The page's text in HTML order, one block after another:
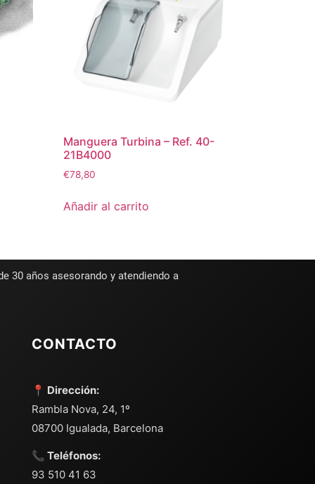
Manguera Turbina – Ref. 40-
21B4000
€78,80
Añadir al carrito
30 años asesorando y atendiendo a
CONTACTO
📍 Dirección:
Rambla Nova, 24, 1º
08700 Igualada, Barcelona
📞 Teléfonos:
93 510 41 63